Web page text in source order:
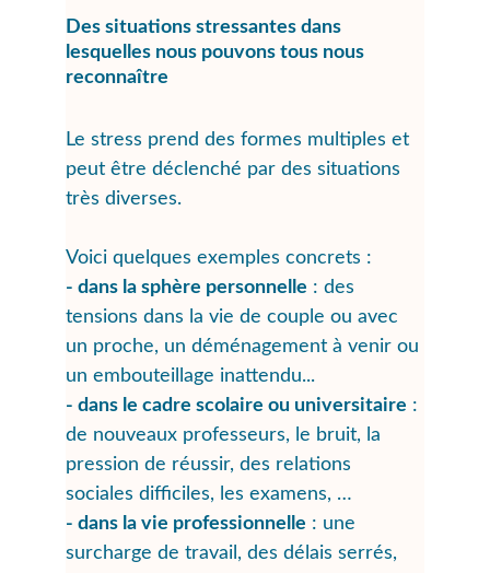
Des situations stressantes dans
lesquelles nous pouvons tous nous
reconnaître
Le stress prend des formes multiples et
peut être déclenché par des situations
très diverses.
Voici quelques exemples concrets :
- dans la sphère personnelle : des
tensions dans la vie de couple ou avec
un proche, un déménagement à venir ou
un embouteillage inattendu...
- dans le cadre scolaire ou universitaire :
de nouveaux professeurs, le bruit, la
pression de réussir, des relations
sociales difficiles, les examens, …
- dans la vie professionnelle : une
surcharge de travail, des délais serrés,